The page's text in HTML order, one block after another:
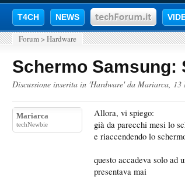
T4CH NEWS
Forum > Hardware
Schermo Samsung:
Discussione inserita in 'Hardware' da Mariarca, 13
Mariarca
techNewbie
Allora, vi spiego:
già da parecchi mesi lo
e riaccendendo lo
questo accadeva solo ad
presentava mai